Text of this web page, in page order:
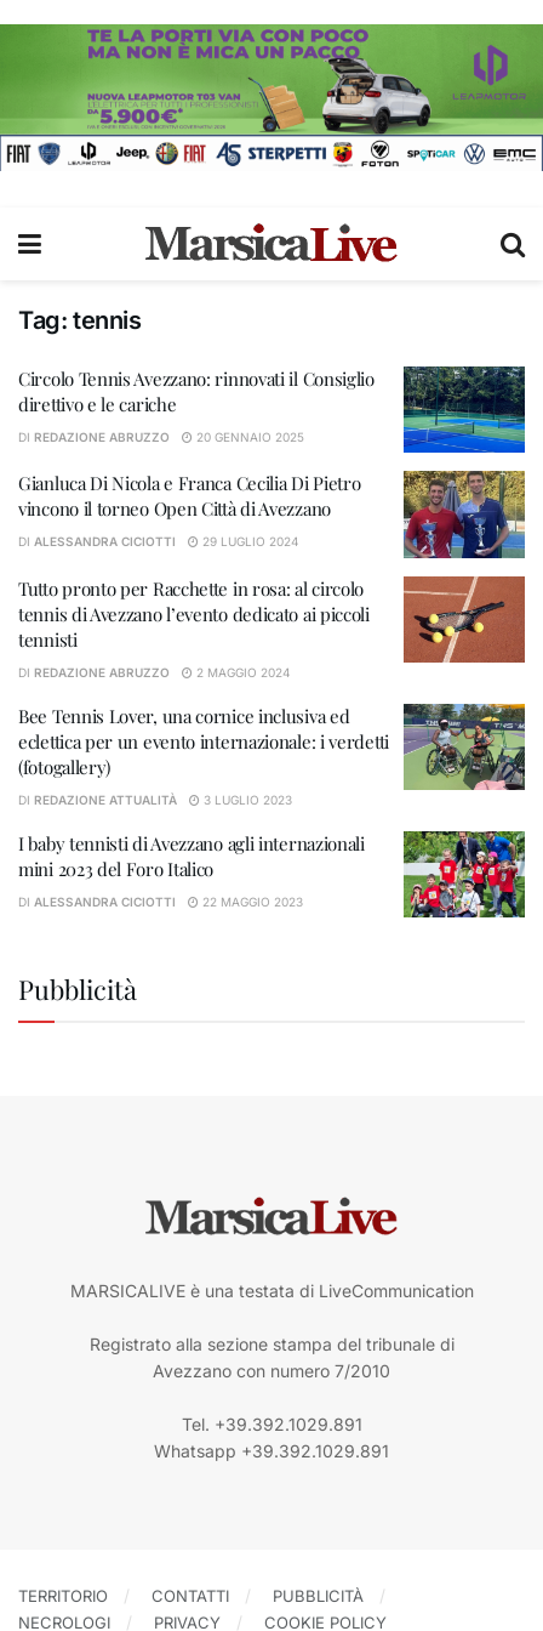
Tag: tennis
Circolo Tennis Avezzano: rinnovati il Consiglio
direttivo e le cariche
DI REDAZIONE ABRUZZO 20 GENNAIO 2025
Gianluca Di Nicola e Franca Cecilia Di Pietro
vincono il torneo Open Città di Avezzano
DI ALESSANDRA CICIOTTI 29 LUGLIO 2024
Tutto pronto per Racchette in rosa: al circolo
tennis di Avezzano l’evento dedicato ai piccoli
tennisti
DI REDAZIONE ABRUZZO 2 MAGGIO 2024
Bee Tennis Lover, una cornice inclusiva ed
eclettica per un evento internazionale: i verdetti
(fotogallery)
DI REDAZIONE ATTUALITÀ 3 LUGLIO 2023
I baby tennisti di Avezzano agli internazionali
mini 2023 del Foro Italico
DI ALESSANDRA CICIOTTI 22 MAGGIO 2023
Pubblicità
MARSICALIVE è una testata di LiveCommunication
Registrato alla sezione stampa del tribunale di
Avezzano con numero 7/2010
Tel. +39.392.1029.891
Whatsapp +39.392.1029.891
TERRITORIO CONTATTI
PUBBLICITÀ
NECROLOGI
PRIVACY COOKIE POLICY